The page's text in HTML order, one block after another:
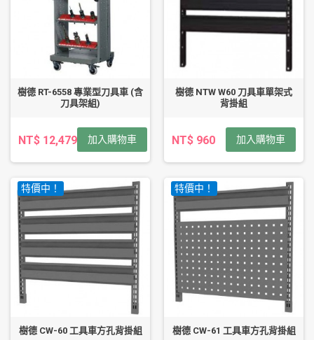
樹德 RT-6558 專業型刀具車 (含
刀具架組)
NT$ 12,479 加入購物車
樹德 NTW W60 刀具車單架式
背掛組
NT$ 960 加入購物車
特價中！
樹德 CW-60 工具車方孔背掛組
特價中！
樹德 CW-61 工具車方孔背掛組